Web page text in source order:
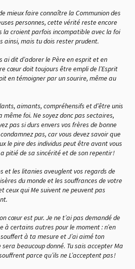
mieux faire connaître la Communion des
personnes, cette vérité reste encore
la croient parfois incompatible avec la foi
ainsi, mais tu dois rester prudent.
ai dit d’adorer le Père en esprit et en
cœur doit toujours être empli de l’Esprit
en témoigner par un sourire, même au
aimants, compréhensifs et d’être unis
même foi. Ne soyez donc pas sectaires,
pas si durs envers vos frères de bonne
pas, car vous devez savoir que
le pire des individus peut être avant vous
pitié de sa sincérité et de son repentir !
et les litanies aveuglent vos regards de
du monde et les souffrances de votre
ceux qui Me suivent ne peuvent pas
cœur est pur. Je ne t’ai pas demandé de
à certains autres pour le moment : n’en
à ta mesure et J’ai aimé ton
beaucoup donné. Tu sais accepter Ma
parce qu’ils ne L’acceptent pas !